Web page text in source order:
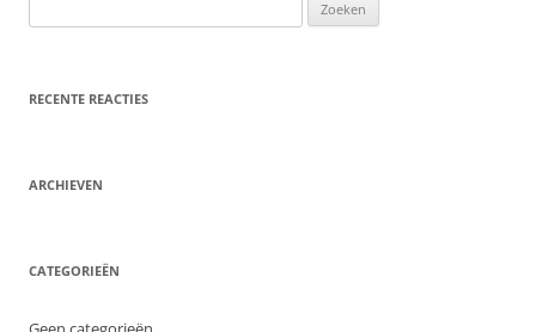
naar:
RECENTE REACTIES
ARCHIEVEN
CATEGORIEËN